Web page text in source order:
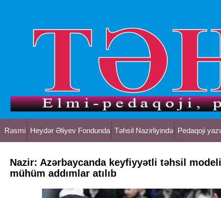
Rəsmi Heydər Əliyev Fondunda Təhsil Nazirliyində Pedaqoji
Nazir: Azərbaycanda keyfiyyətli təhsil
mühüm addımlar atılıb